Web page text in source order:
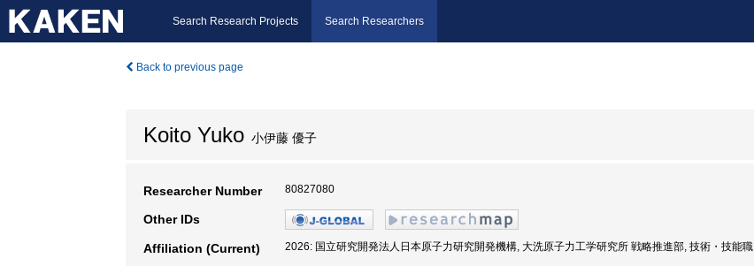
Search Research Projects Search Researchers
Back to previous page
Koito Yuko 小伊藤 優子
Researcher Number 80827080
Other IDs
Affiliation (Current) 2026: 国立研究開発法人日本原子力研究開発機構, 大洗原子力工学研究所 戦略推進部, 技術・技能職